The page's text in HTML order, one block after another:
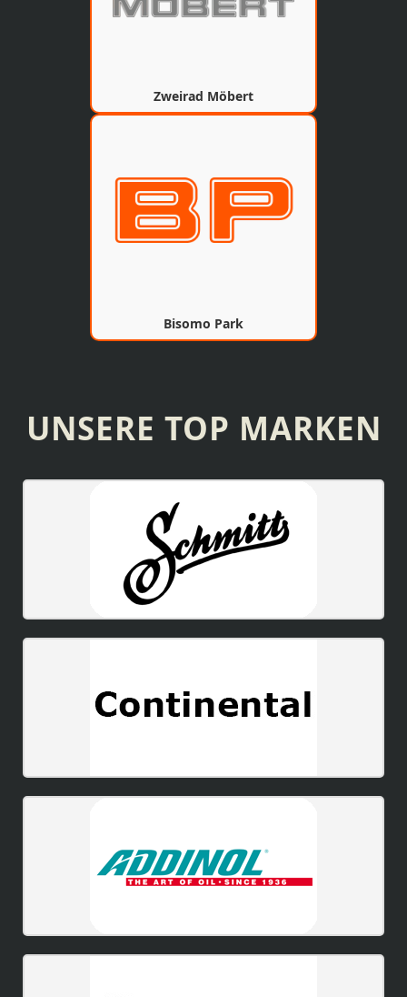
Zweirad Möbert
Bisomo Park
UNSERE TOP MARKEN